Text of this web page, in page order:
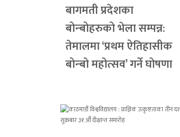
बागमती प्रदेशका
बोन्बोहरुको भेला सम्पन्न:
तेमालमा ‘प्रथम ऐतिहासीक
बोन्बो महोत्सव’ गर्ने घोषणा